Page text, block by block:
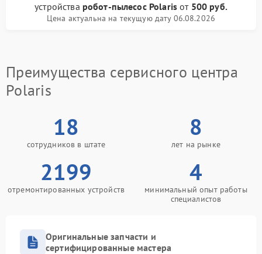
устройства робот-пылесос Polaris от 500 руб.
Цена актуальна на текущую дату 06.08.2026
Преимущества сервисного центра
Polaris
18
сотрудников в штате
8
лет на рынке
2199
отремонтированных устройств
4
минимальный опыт работы
специалистов
Оригинальные запчасти и
сертифицированные мастера